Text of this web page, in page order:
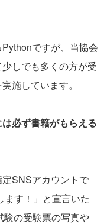
ですが、当協会
しでも多くの方が受
施しています。
必ず書籍がもらえる
SNSアカウントで
ます！」と宣言いた
の受験票の写真や